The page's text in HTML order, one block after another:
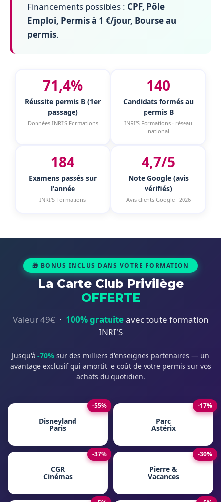
Financements possibles : CPF, Pôle
Emploi, Permis à 1 €/jour, Bourse au
permis.
71,4%
Réussite permis B (1er
passage)
Données INRI'S Formations
140
Candidats formés au
permis B
INRI'S Formations · réseau
national
184
Examens passés sur
l'année
INRI'S Formations
4,7/5
Note Google (avis
vérifiés)
Avis clients Google · 2026
🎁 BONUS INCLUS DANS VOTRE FORMATION
La Carte Club Privilège
OFFERTE
Valeur 49€· 100% gratuiteavec toute formation
INRI'S
Jusqu'à -70% sur des milliers d'enseignes partenaires — un
avantage exclusif qui amortit le coût de votre permis sur vos
achats du quotidien.
-55%
Disneyland
Paris
-17%
Parc
Astérix
-37%
CGR
Cinémas
-30%
Pierre &
Vacances